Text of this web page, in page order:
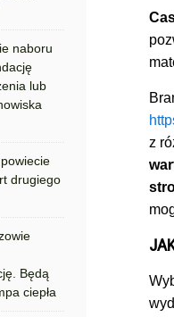
naboru
lub
drugiego
Będą
ciepła
z